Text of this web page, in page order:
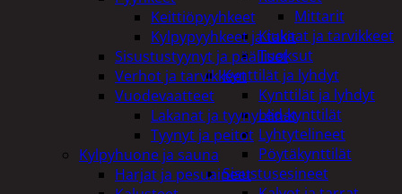
Mittarit
Kiukaat ja tarvikkeet
Tuoksut
Kynttilät ja lyhdyt
Kynttilät ja lyhdyt
Led-kynttilät
Lyhtytelineet
Pöytäkynttilät
Sisustusesineet
Keittiöpyyhkeet
Kylpypyyhkeet ja takit
Sisustustyynyt ja päälliset
Verhot ja tarvikkeet
Vuodevaatteet
Lakanat ja tyynynlinat
Tyynyt ja peitot
Kylpyhuone ja sauna
Harjat ja pesuaineet